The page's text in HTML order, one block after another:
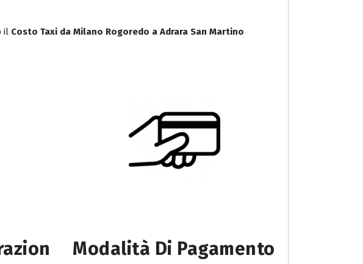
il Costo Taxi da Milano Rogoredo a Adrara San Martino
Modalità Di Pagamento